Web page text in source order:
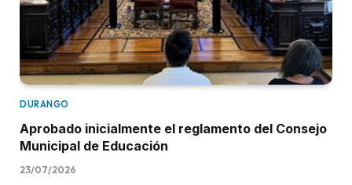
DURANGO
Aprobado inicialmente el reglamento del Consejo
Municipal de Educación
23/07/2026